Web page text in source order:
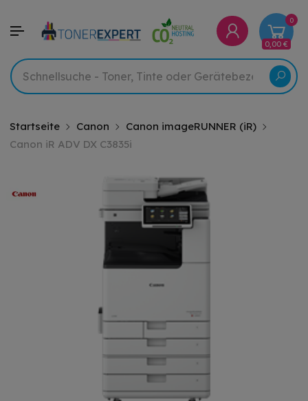
0
0,00 €
Startseite Canon
Canon imageRUNNER (iR)
Canon iR ADV DX C3835i